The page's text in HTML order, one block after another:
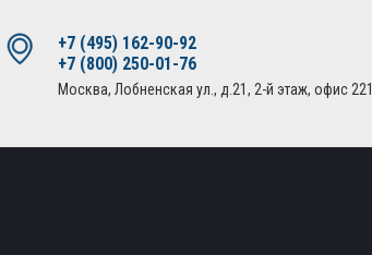
+7 (495) 162-90-92
+7 (800) 250-01-76
Москва, Лобненская ул., д.21, 2-й этаж, офис 221